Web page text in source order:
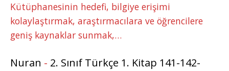
Kütüphanesinin hedefi, bilgiye erişimi
kolaylaştırmak, araştırmacılara ve öğrencilere
geniş kaynaklar sunmak,…
Nuran - 2. Sınıf Türkçe 1. Kitap 141-142-